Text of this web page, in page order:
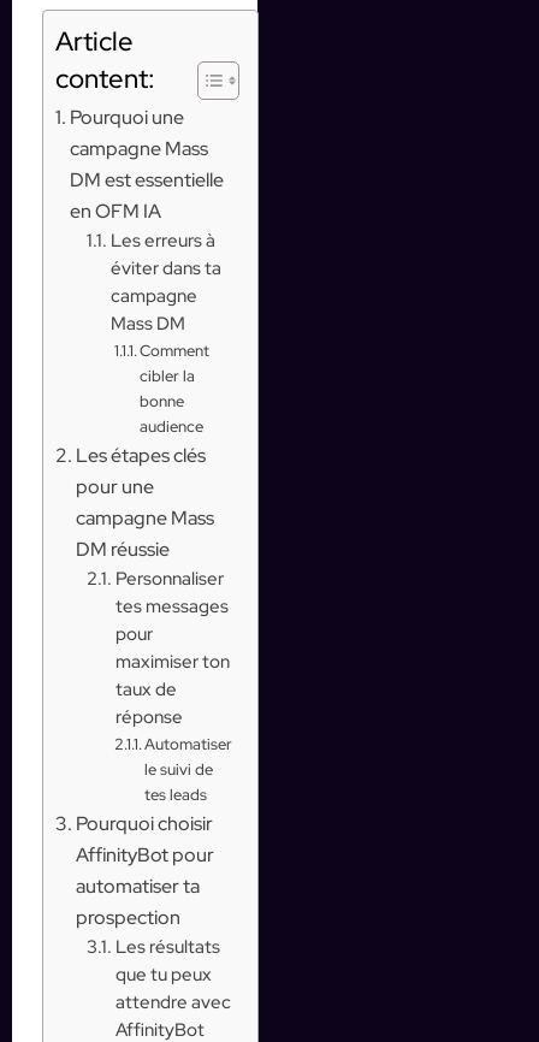
Article
content:
Pourquoi une
campagne Mass
DM est essentielle
en OFM IA
Les erreurs à
éviter dans ta
campagne
Mass DM
Comment
cibler la
bonne
audience
Les étapes clés
pour une
campagne Mass
DM réussie
Personnaliser
tes messages
pour
maximiser ton
taux de
réponse
Automatiser
le suivi de
tes leads
Pourquoi choisir
AffinityBot pour
automatiser ta
prospection
Les résultats
que tu peux
attendre avec
AffinityBot